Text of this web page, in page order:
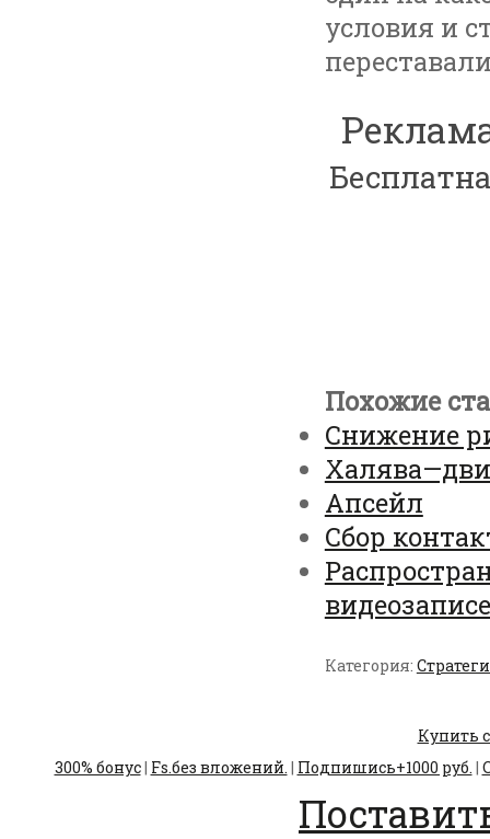
условия и
Похожие
Снижение
Апсейл
Сбор
Категория:
Купить
300% бонус| Fs.без вложений. | Подпишись+1000 руб. |